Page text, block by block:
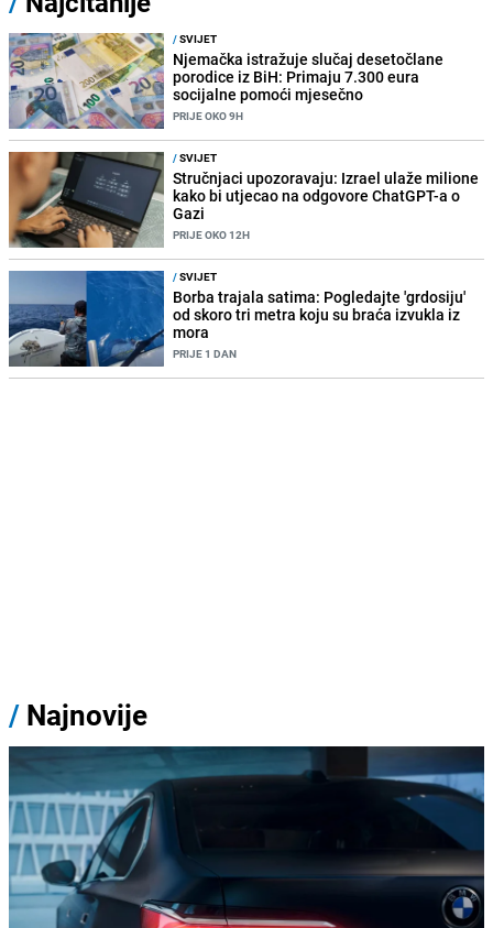
/SVIJET
Njemačka istražuje slučaj desetočlane
porodice iz BiH: Primaju 7.300 eura
socijalne pomoći mjesečno
PRIJE OKO 9H
/SVIJET
Stručnjaci upozoravaju: Izrael ulaže milione
kako bi utjecao na odgovore ChatGPT-a o
Gazi
PRIJE OKO 12H
/SVIJET
Borba trajala satima: Pogledajte 'grdosiju'
od skoro tri metra koju su braća izvukla iz
mora
PRIJE 1 DAN
/ Najnovije